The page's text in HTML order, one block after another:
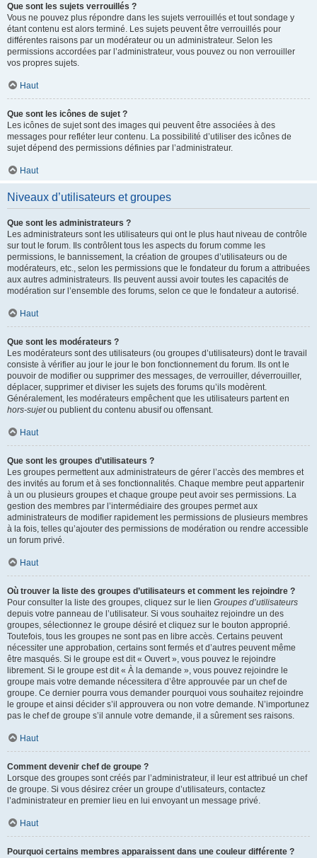
Que sont les sujets verrouillés ?
Vous ne pouvez plus répondre dans les sujets verrouillés et tout sondage y
étant contenu est alors terminé. Les sujets peuvent être verrouillés pour
différentes raisons par un modérateur ou un administrateur. Selon les
permissions accordées par l’administrateur, vous pouvez ou non verrouiller
vos propres sujets.
Haut
Que sont les icônes de sujet ?
Les icônes de sujet sont des images qui peuvent être associées à des
messages pour refléter leur contenu. La possibilité d’utiliser des icônes de
sujet dépend des permissions définies par l’administrateur.
Haut
Niveaux d’utilisateurs et groupes
Que sont les administrateurs ?
Les administrateurs sont les utilisateurs qui ont le plus haut niveau de contrôle
sur tout le forum. Ils contrôlent tous les aspects du forum comme les
permissions, le bannissement, la création de groupes d’utilisateurs ou de
modérateurs, etc., selon les permissions que le fondateur du forum a attribuées
aux autres administrateurs. Ils peuvent aussi avoir toutes les capacités de
modération sur l’ensemble des forums, selon ce que le fondateur a autorisé.
Haut
Que sont les modérateurs ?
Les modérateurs sont des utilisateurs (ou groupes d’utilisateurs) dont le travail
consiste à vérifier au jour le jour le bon fonctionnement du forum. Ils ont le
pouvoir de modifier ou supprimer des messages, de verrouiller, déverrouiller,
déplacer, supprimer et diviser les sujets des forums qu’ils modèrent.
Généralement, les modérateurs empêchent que les utilisateurs partent en
hors-sujetou publient du contenu abusif ou offensant.
Haut
Que sont les groupes d’utilisateurs ?
Les groupes permettent aux administrateurs de gérer l’accès des membres et
des invités au forum et à ses fonctionnalités. Chaque membre peut appartenir
à un ou plusieurs groupes et chaque groupe peut avoir ses permissions. La
gestion des membres par l’intermédiaire des groupes permet aux
administrateurs de modifier rapidement les permissions de plusieurs membres
à la fois, telles qu’ajouter des permissions de modération ou rendre accessible
un forum privé.
Haut
Où trouver la liste des groupes d’utilisateurs et comment les rejoindre ?
Pour consulter la liste des groupes, cliquez sur le lien Groupes d’utilisateurs
depuis votre panneau de l’utilisateur. Si vous souhaitez rejoindre un des
groupes, sélectionnez le groupe désiré et cliquez sur le bouton approprié.
Toutefois, tous les groupes ne sont pas en libre accès. Certains peuvent
nécessiter une approbation, certains sont fermés et d’autres peuvent même
être masqués. Si le groupe est dit « Ouvert », vous pouvez le rejoindre
librement. Si le groupe est dit « À la demande », vous pouvez rejoindre le
groupe mais votre demande nécessitera d’être approuvée par un chef de
groupe. Ce dernier pourra vous demander pourquoi vous souhaitez rejoindre
le groupe et ainsi décider s’il approuvera ou non votre demande. N’importunez
pas le chef de groupe s’il annule votre demande, il a sûrement ses raisons.
Haut
Comment devenir chef de groupe ?
Lorsque des groupes sont créés par l’administrateur, il leur est attribué un chef
de groupe. Si vous désirez créer un groupe d’utilisateurs, contactez
l’administrateur en premier lieu en lui envoyant un message privé.
Haut
Pourquoi certains membres apparaissent dans une couleur différente ?